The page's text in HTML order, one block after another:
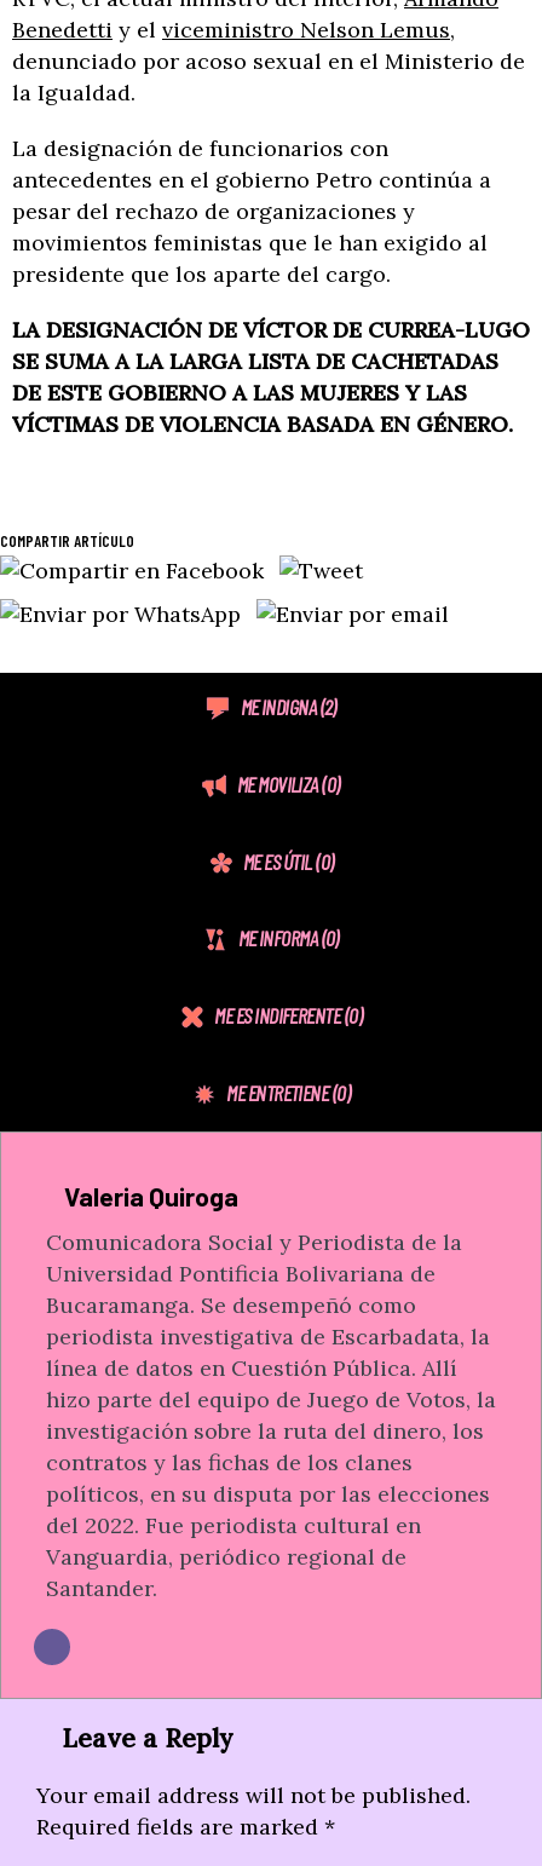
Benedetti y el viceministro Nelson Lemus,
denunciado por acoso sexual en el Ministerio de
la Igualdad.
La designación de funcionarios con
antecedentes en el gobierno Petro continúa a
pesar del rechazo de organizaciones y
movimientos feministas que le han exigido al
presidente que los aparte del cargo.
LA DESIGNACIÓN DE VÍCTOR DE CURREA-LUGO
SE SUMA A LA LARGA LISTA DE CACHETADAS
DE ESTE GOBIERNO A LAS MUJERES Y LAS
VÍCTIMAS DE VIOLENCIA BASADA EN GÉNERO.
COMPARTIR ARTÍCULO
ME INDIGNA(2)
ME MOVILIZA(0)
ME ES ÚTIL(0)
ME INFORMA(0)
ME ES INDIFERENTE(0)
ME ENTRETIENE(0)
Valeria Quiroga
Comunicadora Social y Periodista de la
Universidad Pontificia Bolivariana de
Bucaramanga. Se desempeñó como
periodista investigativa de Escarbadata, la
línea de datos en Cuestión Pública. Allí
hizo parte del equipo de Juego de Votos, la
investigación sobre la ruta del dinero, los
contratos y las fichas de los clanes
políticos, en su disputa por las elecciones
del 2022. Fue periodista cultural en
Vanguardia, periódico regional de
Santander.
Leave a Reply
Your email address will not be published.
Required fields are marked *